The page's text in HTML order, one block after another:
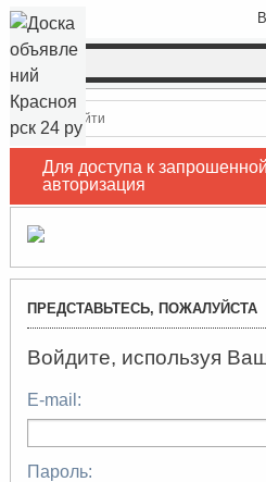
Войти
Для доступа к
авторизация
ПРЕДСТАВЬТЕСЬ, ПОЖАЛУЙСТА
Войдите, используя
E-mail:
Пароль: